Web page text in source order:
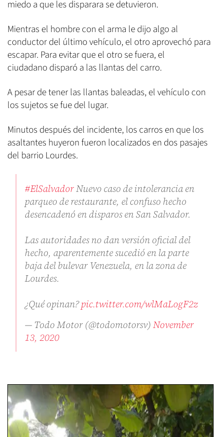
miedo a que les disparara se detuvieron.
Mientras el hombre con el arma le dijo algo al
conductor del último vehículo, el otro aprovechó para
escapar. Para evitar que el otro se fuera, el
ciudadano disparó a las llantas del carro.
A pesar de tener las llantas baleadas, el vehículo con
los sujetos se fue del lugar.
Minutos después del incidente, los carros en que los
asaltantes huyeron fueron localizados en dos pasajes
del barrio Lourdes.
#ElSalvadorNuevo caso de intolerancia en
parqueo de restaurante, el confuso hecho
desencadenó en disparos en San Salvador.
Las autoridades no dan versión oficial del
hecho, aparentemente sucedió en la parte
baja del bulevar Venezuela, en la zona de
Lourdes.
¿Qué opinan?pic.twitter.com/wlMaLogF2z
— Todo Motor (@todomotorsv)November
13, 2020